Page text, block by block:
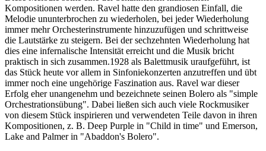
Kompositionen werden. Ravel hatte den grandiosen Einfall, die
Melodie ununterbrochen zu wiederholen, bei jeder Wiederholung
immer mehr Orchesterinstrumente hinzuzufügen und schrittweise
die Lautstärke zu steigern. Bei der sechzehnten Wiederholung hat
dies eine infernalische Intensität erreicht und die Musik bricht
praktisch in sich zusammen.1928 als Balettmusik uraufgeführt, ist
das Stück heute vor allem in Sinfoniekonzerten anzutreffen und übt
immer noch eine ungehörige Faszination aus. Ravel war dieser
Erfolg eher unangenehm und bezeichnete seinen Bolero als "simple
Orchestrationsübung". Dabei ließen sich auch viele Rockmusiker
von diesem Stück inspirieren und verwendeten Teile davon in ihren
Kompositionen, z. B. Deep Purple in "Child in time" und Emerson,
Lake and Palmer in "Abaddon's Bolero".